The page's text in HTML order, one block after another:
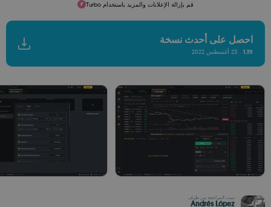
قم بإزالة الإعلانات والمزيد باستخدام Turbo
احصل على أحدث نسخة
1.39 23 أغسطس 2022
تمت المراجعة من طرف
Andrés López